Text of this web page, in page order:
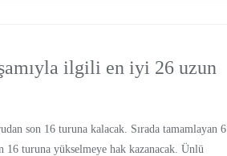
ilgili en iyi 26 uzun
son 16 turuna kalacak. Sırada tamamlayan 6
16 turuna yükselmeye hak kazanacak. Ünlü